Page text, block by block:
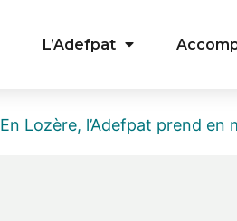
L’Adefpat
En Lozère, l’Adefpat prend en